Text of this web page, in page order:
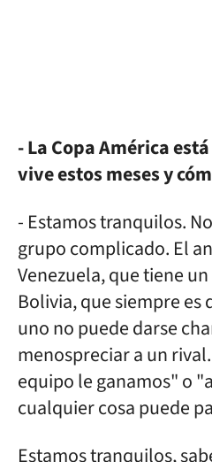
- La Copa América
vive estos meses y
- Estamos tranquilos.
grupo complicado. El
Venezuela, que tiene
Bolivia, que siempre es
uno no puede darse
menospreciar a un
equipo le ganamos" o
cualquier cosa puede
Estamos tranquilos,